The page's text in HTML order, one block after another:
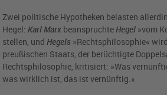
Zwei politische Hypotheken belasten
Hegel:Karl Marx beanspruchte Hegel »vom
stellen, und Hegels »Rechtsphilosophie«
preußischen Staats, der berüchtigte
Rechtsphilosophie, kritisiert: »Was
was wirklich ist, das ist vernünftig.«